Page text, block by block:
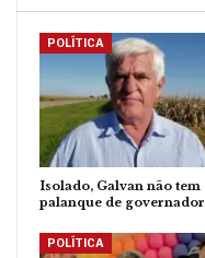
POLÍTICA
Isolado, Galvan não tem
palanque de governador
POLÍTICA